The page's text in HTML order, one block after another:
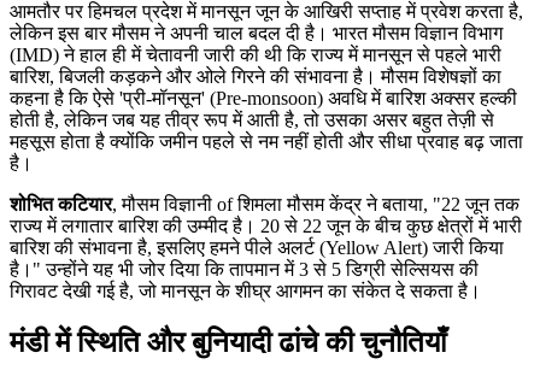
आमतौर पर हिमचल प्रदेश में मानसून जून के आखिरी सप्ताह में प्रवेश करता है,
लेकिन इस बार मौसम ने अपनी चाल बदल दी है। भारत मौसम विज्ञान विभाग
(IMD)ने हाल ही में चेतावनी जारी की थी कि राज्य में मानसून से पहले भारी
बारिश, बिजली कड़कने और ओले गिरने की संभावना है। मौसम विशेषज्ञों का
कहना है कि ऐसे 'प्री-मॉनसून' (Pre-monsoon) अवधि में बारिश अक्सर हल्की
होती है, लेकिन जब यह तीव्र रूप में आती है, तो उसका असर बहुत तेज़ी से
महसूस होता है क्योंकि जमीन पहले से नम नहीं होती और सीधा प्रवाह बढ़ जाता
है।
शोभित कटियार,मौसम विज्ञानी ofशिमला मौसम केंद्रने बताया, "22 जून तक
राज्य में लगातार बारिश की उम्मीद है। 20 से 22 जून के बीच कुछ क्षेत्रों में भारी
बारिश की संभावना है, इसलिए हमने पीले अलर्ट (Yellow Alert) जारी किया
है।" उन्होंने यह भी जोर दिया कि तापमान में 3 से 5 डिग्री सेल्सियस की
गिरावट देखी गई है, जो मानसून के शीघ्र आगमन का संकेत दे सकता है।
मंडी में स्थिति और बुनियादी ढांचे की चुनौतियाँ